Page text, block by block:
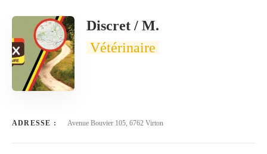
Discret / M.
Vétérinaire
ADRESSE : Avenue Bouvier 105, 6762 Virton